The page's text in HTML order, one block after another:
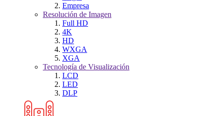
Empresa
Resolución de Imagen
Full HD
4K
HD
WXGA
XGA
Tecnología de Visualización
LCD
LED
DLP